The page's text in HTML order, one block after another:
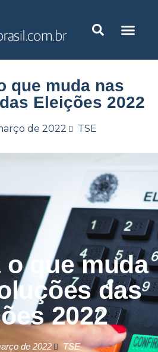
que muda nas
Eleições 2022
de 2022 TSE
o que muda
das
2022
de 2022 TSE